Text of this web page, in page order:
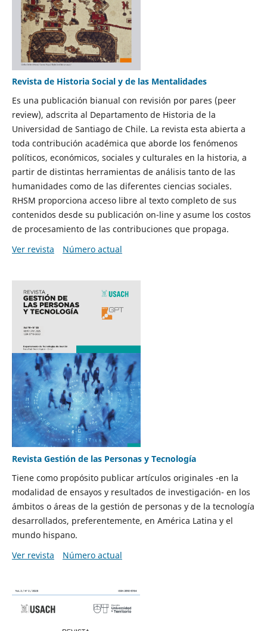
Revista de Historia Social y de las Mentalidades
Es una publicación bianual con revisión por pares (peer
review), adscrita al Departamento de Historia de la
Universidad de Santiago de Chile. La revista esta abierta a
toda contribución académica que aborde los fenómenos
políticos, económicos, sociales y culturales en la historia, a
partir de distintas herramientas de análisis tanto de las
humanidades como de las diferentes ciencias sociales.
RHSM proporciona acceso libre al texto completo de sus
contenidos desde su publicación on-line y asume los costos
de procesamiento de las contribuciones que propaga.
Ver revista
Número actual
Revista Gestión de las Personas y Tecnología
Tiene como propósito publicar artículos originales -en la
modalidad de ensayos y resultados de investigación- en los
ámbitos o áreas de la gestión de personas y de la tecnología
desarrollados, preferentemente, en América Latina y el
mundo hispano.
Ver revista
Número actual